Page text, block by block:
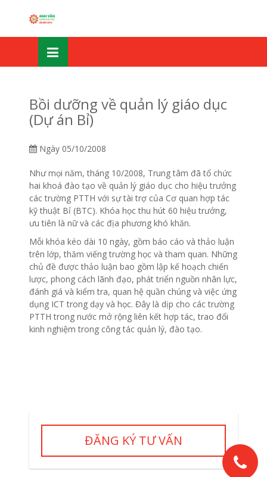
Bồi dưỡng về quản lý giáo dục
(Dự án Bỉ)
Ngày 05/10/2008
Như mọi năm, tháng 10/2008, Trung tâm đã tổ chức
hai khoá đào tạo về quản lý giáo dục cho hiệu trưởng
các trường PTTH với sự tài trợ của Cơ quan hợp tác
kỹ thuật Bỉ (BTC). Khóa học thu hút 60 hiệu trưởng,
ưu tiên là nữ và các địa phương khó khăn.
Mỗi khóa kéo dài 10 ngày, gồm báo cáo và thảo luận
trên lớp, thăm viếng trường học và tham quan. Những
chủ đề được thảo luận bao gồm lập kế hoạch chiến
lược, phong cách lãnh đạo, phát triển nguồn nhân lực,
đánh giá và kiểm tra, quan hệ quần chúng và việc ứng
dụng ICT trong dạy và học. Đây là dịp cho các trường
PTTH trong nước mở rộng liên kết hợp tác, trao đổi
kinh nghiệm trong công tác quản lý, đào tạo.
ĐĂNG KÝ TƯ VẤN